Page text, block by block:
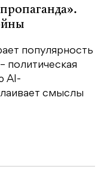
популярность
политическая
AI-
смыслы